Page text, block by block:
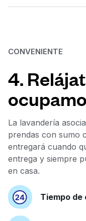
CONVENIENTE
4.
La lavandería
prendas con sumo
entregará cuando
entrega y siempre
en casa.
Tiempo de